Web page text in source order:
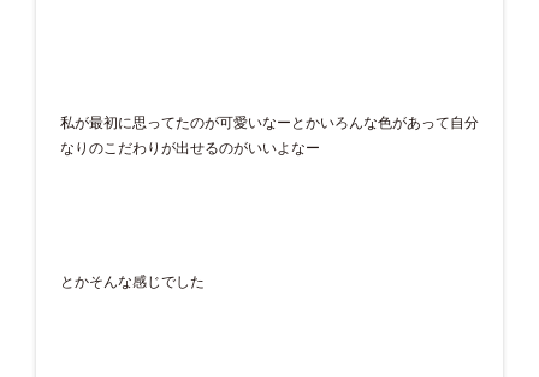
私が最初に思ってたのが可愛いなーとかいろんな色があって自分
なりのこだわりが出せるのがいいよなー
とかそんな感じでした